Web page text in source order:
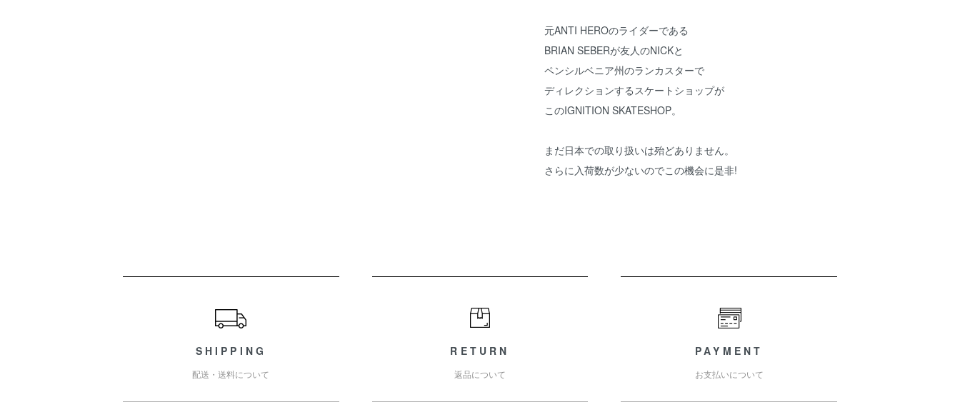
元ANTI HEROのライダーである
BRIAN SEBERが友人のNICKと
ペンシルベニア州のランカスターで
ディレクションするスケートショップが
このIGNITION SKATESHOP。
まだ日本での取り扱いは殆どありません。
さらに入荷数が少ないのでこの機会に是非!
SHIPPING
配送・送料について
RETURN
返品について
PAYMENT
お支払いについて